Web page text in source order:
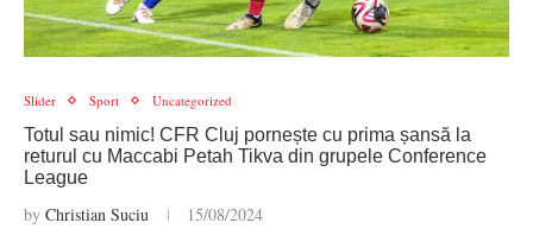
Slider Sport Uncategorized
Totul sau nimic! CFR Cluj pornește cu prima șansă la
returul cu Maccabi Petah Tikva din grupele Conference
League
by Christian Suciu 15/08/2024